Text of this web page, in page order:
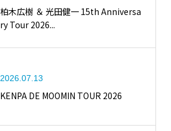
柏木広樹 ＆ 光田健一 15th Anniversa
ry Tour 2026...
2026.07.13
KENPA DE MOOMIN TOUR 2026